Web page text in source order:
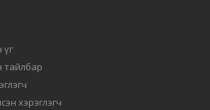
үг
тайлбар
хэрэглэгч